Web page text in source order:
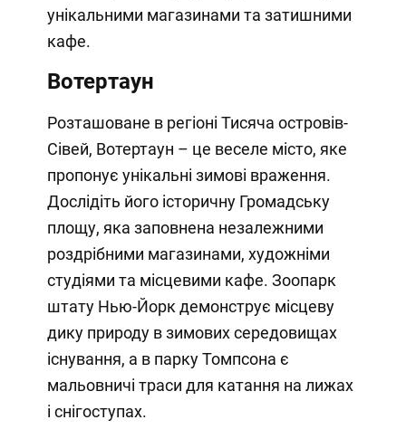
унікальними магазинами та затишними
кафе.
Вотертаун
Розташоване в регіоні Тисяча островів-
Сівей, Вотертаун – це веселе місто, яке
пропонує унікальні зимові враження.
Дослідіть його історичну Громадську
площу, яка заповнена незалежними
роздрібними магазинами, художніми
студіями та місцевими кафе. Зоопарк
штату Нью-Йорк демонструє місцеву
дику природу в зимових середовищах
існування, а в парку Томпсона є
мальовничі траси для катання на лижах
і снігоступах.